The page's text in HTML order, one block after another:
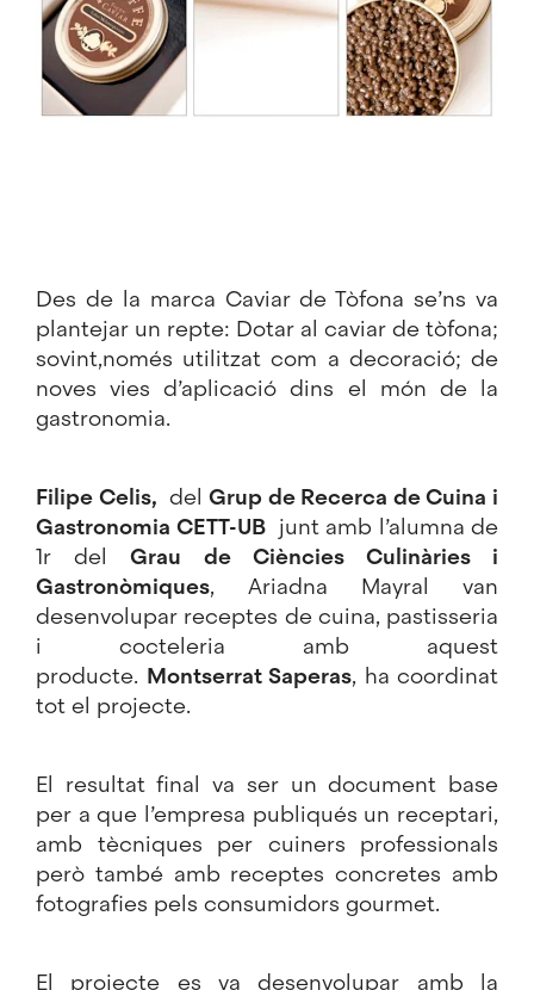
Des de la marca Caviar de Tòfona se’ns va
plantejar un repte: Dotar al caviar de tòfona;
sovint,només utilitzat com a decoració; de
noves vies d’aplicació dins el món de la
gastronomia.
Filipe Celis, delGrup de Recerca de Cuina i
Gastronomia CETT-UB junt amb l’alumna de
1r delGrau de Ciències Culinàries i
Gastronòmiques, Ariadna Mayral van
desenvolupar receptes de cuina, pastisseria
i cocteleria amb aquest
producte. Montserrat Saperas, ha coordinat
tot el projecte.
El resultat final va ser un document base
per a que l’empresa publiqués un receptari,
amb tècniques per cuiners professionals
però també amb receptes concretes amb
fotografies pels consumidors gourmet.
El projecte es va desenvolupar amb la